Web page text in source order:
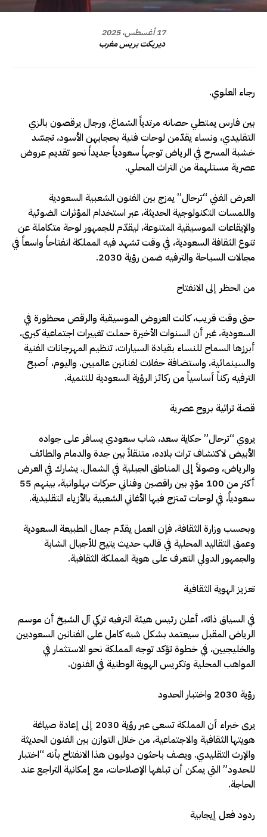
17 أغسطس، 2025
ديريكت بريس مغرب
رجاء العلوي.
بين فارس يمتطي حصانه مرتدياً الشماغ، ورجال يرقصون بالزي
التقليدي، ونساء يقدّمن لوحات فنية بحجابهن الأسود، تجسّد
خشبة المسرح في الرياض توجهاً سعودياً جديداً نحو تقديم عروض
عصرية مستلهمة من التراث المحلي.
العرض الفني “ترحال” يمزج بين الفنون الشعبية السعودية
واللمسات التكنولوجية الحديثة، عبر استخدام المؤثرات الضوئية
والإيقاعات الموسيقية المتنوعة، ليقدّم للجمهور لوحة متكاملة عن
تنوع الثقافة السعودية، في وقت تشهد فيه المملكة انفتاحاً واسعاً في
مجالات السياحة والترفيه ضمن رؤية 2030.
من الحظر إلى الانفتاح
حتى وقت قريب، كانت العروض الموسيقية والرقص محظورة في
السعودية، غير أن السنوات الأخيرة حملت تغييرات اجتماعية كبرى،
أبرزها السماح للنساء بقيادة السيارات، تنظيم المهرجانات الفنية
والسينمائية، واستضافة حفلات لفنانين عالميين. واليوم، أصبح
الترفيه ركناً أساسياً من ركائز الرؤية السعودية للتنمية.
قصة تراثية بروح عصرية
يروي “ترحال” حكاية سعد، شاب سعودي يسافر على جواده
الأبيض لاكتشاف تراث بلاده، متنقلاً بين جدة والدمام والطائف
والرياض، وصولاً إلى المناطق الجبلية في الشمال. يشارك في العرض
أكثر من 100 مؤدٍ بين راقصين وفناني حركات بهلوانية، بينهم 55
سعودياً، في لوحات تمتزج فيها الأغاني الشعبية بالأزياء التقليدية.
وبحسب وزارة الثقافة، فإن العمل يقدّم جمال الطبيعة السعودية
وعمق التقاليد المحلية في قالب حديث يتيح للأجيال الشابة
والجمهور الدولي التعرف على هوية المملكة الثقافية.
تعزيز الهوية الثقافية
في السياق ذاته، أعلن رئيس هيئة الترفيه تركي آل الشيخ أن موسم
الرياض المقبل سيعتمد بشكل شبه كامل على الفنانين السعوديين
والخليجيين، في خطوة تؤكد توجه المملكة نحو الاستثمار في
المواهب المحلية وتكريس الهوية الوطنية في الفنون.
رؤية 2030 واختبار الحدود
يرى خبراء أن المملكة تسعى عبر رؤية 2030 إلى إعادة صياغة
هويتها الثقافية والاجتماعية، من خلال التوازن بين الفنون الحديثة
والإرث التقليدي. ويصف باحثون دوليون هذا الانفتاح بأنه “اختبار
للحدود” التي يمكن أن تبلغها الإصلاحات، مع إمكانية التراجع عند
الحاجة.
ردود فعل إيجابية